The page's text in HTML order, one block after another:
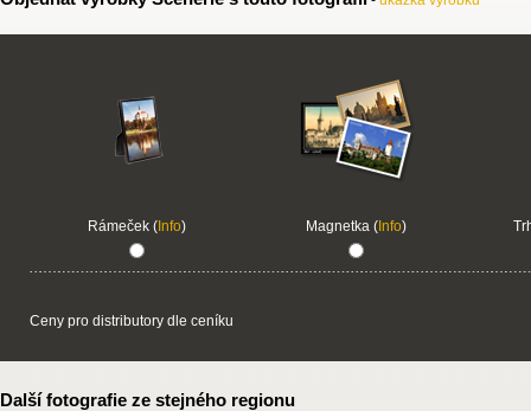
Rámeček (Info) Magnetka (Info)
Ceny pro distributory dle ceníku
Další fotografie ze stejného regionu